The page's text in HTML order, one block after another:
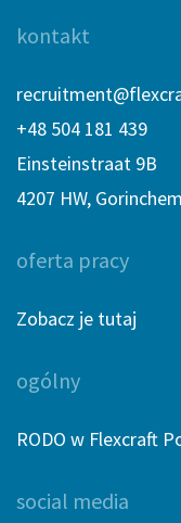
kontakt
+48 504 181 439
Einsteinstraat 9B
4207 HW, Gorinchem
oferta pracy
Zobacz je tutaj
ogólny
RODO w Flexcraft
social media